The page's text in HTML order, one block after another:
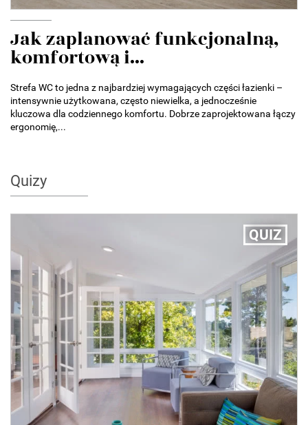
Jak zaplanować funkcjonalną,
komfortową i...
Strefa WC to jedna z najbardziej wymagających części łazienki –
intensywnie użytkowana, często niewielka, a jednocześnie
kluczowa dla codziennego komfortu. Dobrze zaprojektowana łączy
ergonomię,...
Quizy
QUIZ